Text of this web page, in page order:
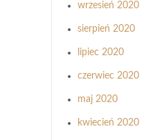
wrzesień 2020
sierpień 2020
lipiec 2020
czerwiec 2020
maj 2020
kwiecień 2020